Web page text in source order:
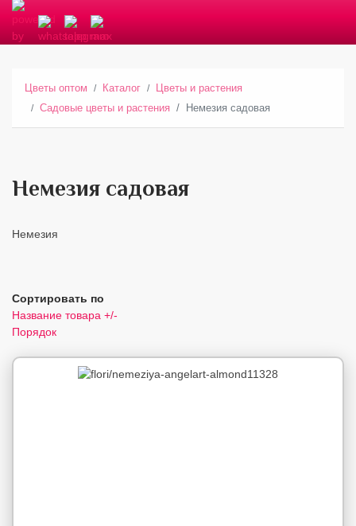
Цветы оптом Каталог
Цветы и растения
Садовые цветы и растения
Немезия садовая
Немезия садовая
Немезия
Сортировать по
Название товара +/-
Порядок